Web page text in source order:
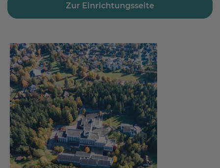
Zur Einrichtungsseite